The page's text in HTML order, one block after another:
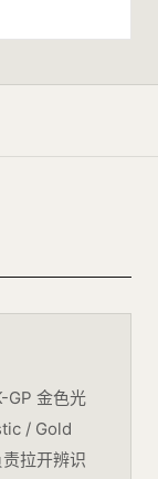
GP 金色光
/ Gold
拉开辨识